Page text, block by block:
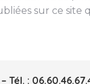
sur ce site
: